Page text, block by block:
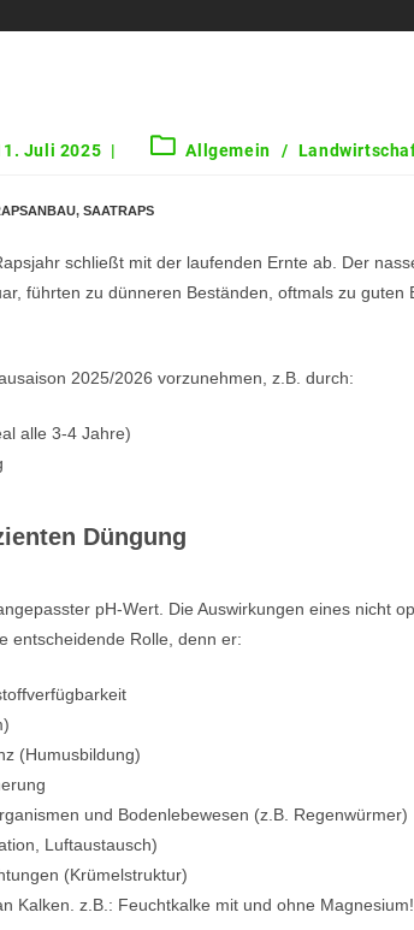
Juli 2025 Allgemein /
, SAATRAPS
schließt mit der laufenden Ernte ab. Der
führten zu dünneren Beständen, oftmals zu guten
2025/2026 vorzunehmen, z.B. durch:
alle 3-4 Jahre)
Düngung
pH-Wert. Die Auswirkungen eines nicht
entscheidende Rolle, denn er:
(Humusbildung)
und Bodenlebewesen (z.B. Regenwürmer)
Luftaustausch)
(Krümelstruktur)
Kalken. z.B.: Feuchtkalke mit und ohne Magnesium!